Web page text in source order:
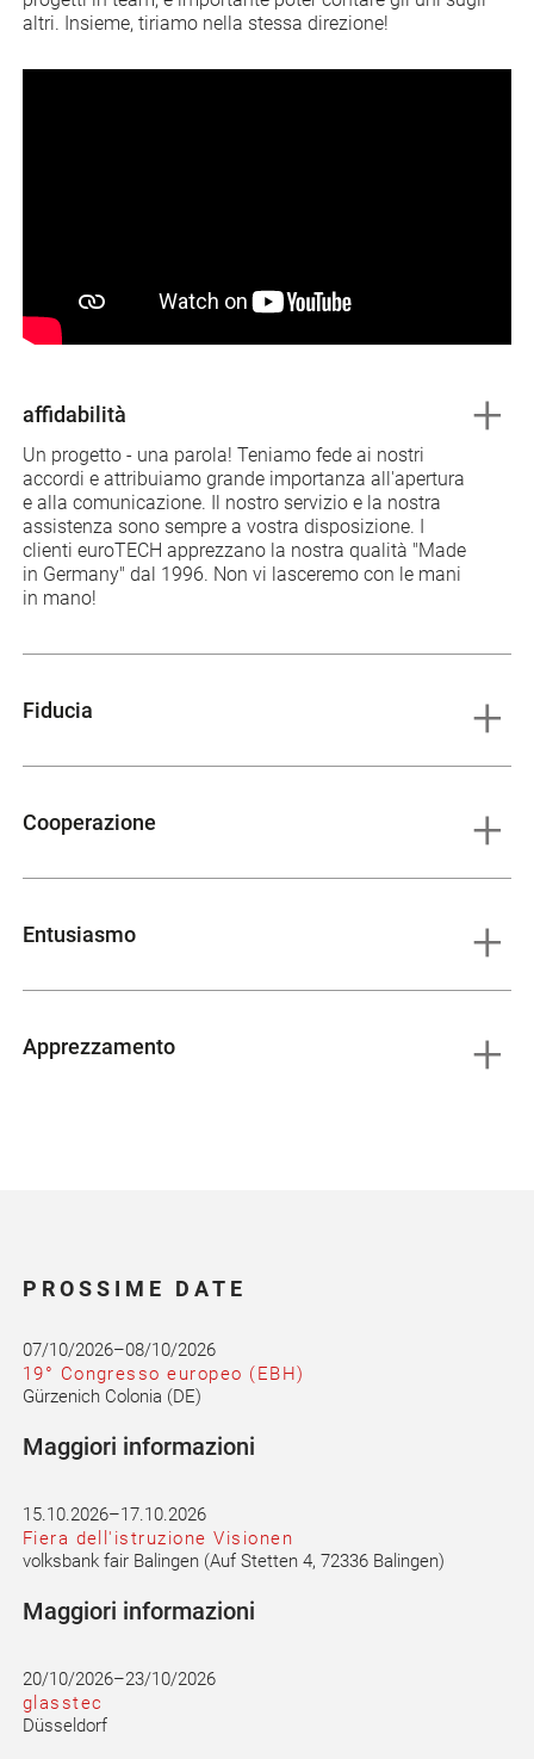
altri. Insieme, tiriamo nella stessa direzione!
affidabilità
Un progetto - una parola! Teniamo fede ai nostri
accordi e attribuiamo grande importanza all'apertura
e alla comunicazione. Il nostro servizio e la nostra
assistenza sono sempre a vostra disposizione. I
clienti euroTECH apprezzano la nostra qualità "Made
in Germany" dal 1996. Non vi lasceremo con le mani
in mano!
Fiducia
Cooperazione
Entusiasmo
Apprezzamento
PROSSIME DATE
07/10/2026–08/10/2026
19° Congresso europeo (EBH)
Gürzenich Colonia (DE)
Maggiori informazioni
15.10.2026–17.10.2026
Fiera dell'istruzione Visionen
volksbank fair Balingen (Auf Stetten 4, 72336 Balingen)
Maggiori informazioni
20/10/2026–23/10/2026
glasstec
Düsseldorf